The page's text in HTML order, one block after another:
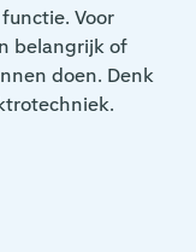
Voor
belangrijk of
doen. Denk